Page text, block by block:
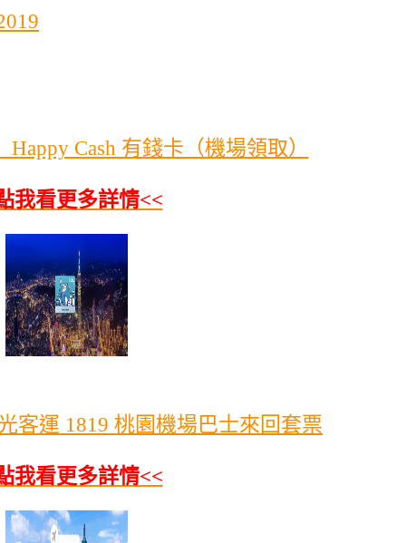
Cash 有錢卡（機場領取）
我看更多詳情<<
客運 1819 桃園機場巴士來回套票
我看更多詳情<<